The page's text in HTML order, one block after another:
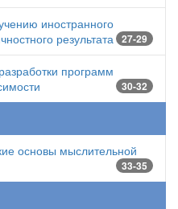
иностранного
результата 27-29
программ
30-32
основы мыслительной
33-35